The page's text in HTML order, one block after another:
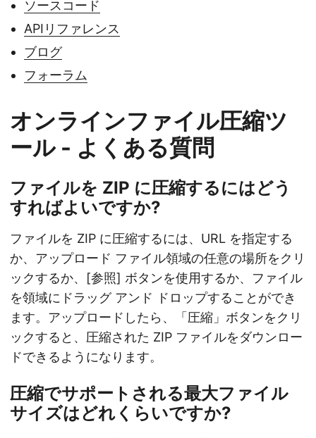
ソースコード
APIリファレンス
ブログ
フォーラム
オンラインファイル圧縮ツ
ール - よくある質問
ファイルを ZIP に圧縮するにはどう
すればよいですか?
ファイルを ZIP に圧縮するには、URL を指定する
か、アップロード ファイル領域の任意の場所をクリ
ックするか、[参照] ボタンを使用するか、ファイル
を領域にドラッグ アンド ドロップすることができ
ます。アップロードしたら、「圧縮」ボタンをクリ
ックすると、圧縮された ZIP ファイルをダウンロー
ドできるようになります。
圧縮でサポートされる最大ファイル
サイズはどれくらいですか?